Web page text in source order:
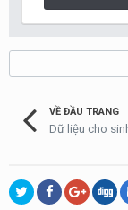
VỀ ĐẦU TRANG
Dữ liệu cho